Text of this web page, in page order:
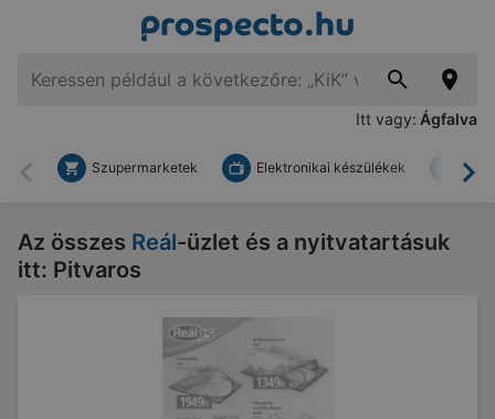
Itt vagy: Ágfalva
Vissza
Szupermarketek Elektronikai készülékek
Az összes Reál-üzlet és a nyitvatartásuk
itt: Pitvaros